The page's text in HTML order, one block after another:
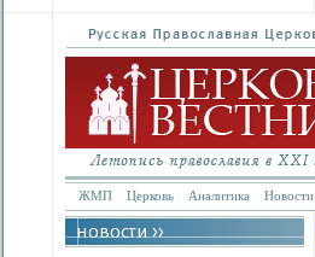
ЖМП Церковь Аналитика Новости